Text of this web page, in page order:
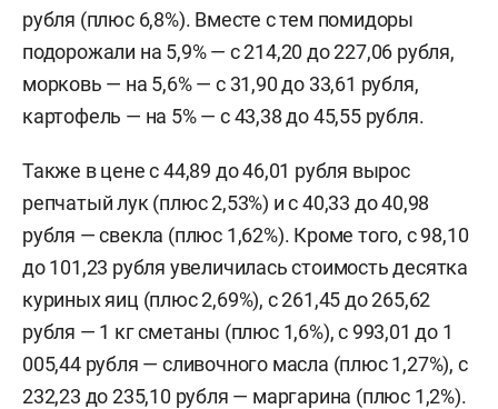
рубля (плюс 6,8%). Вместе с тем помидоры
подорожали на 5,9% — с 214,20 до 227,06 рубля,
морковь — на 5,6% — с 31,90 до 33,61 рубля,
картофель — на 5% — с 43,38 до 45,55 рубля.
Также в цене с 44,89 до 46,01 рубля вырос
репчатый лук (плюс 2,53%) и с 40,33 до 40,98
рубля — свекла (плюс 1,62%). Кроме того, с 98,10
до 101,23 рубля увеличилась стоимость десятка
куриных яиц (плюс 2,69%), с 261,45 до 265,62
рубля — 1 кг сметаны (плюс 1,6%), с 993,01 до 1
005,44 рубля — сливочного масла (плюс 1,27%), с
232,23 до 235,10 рубля — маргарина (плюс 1,2%).